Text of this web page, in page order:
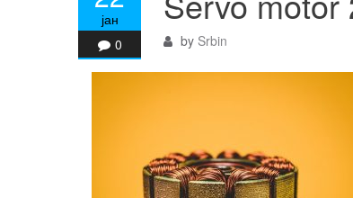
јан
0
by Srbin